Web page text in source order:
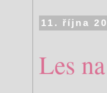
11. října
Les